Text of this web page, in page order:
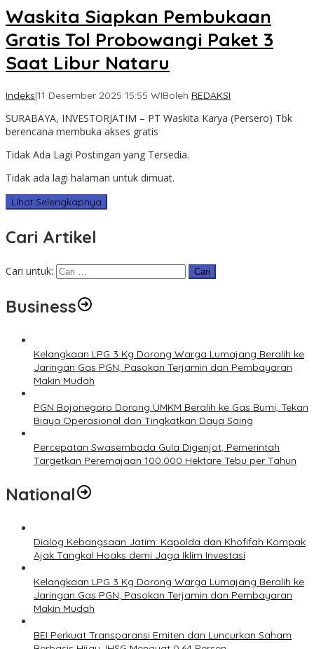
Waskita Siapkan Pembukaan
Gratis Tol Probowangi Paket 3
Saat Libur Nataru
Indeks|11 Desember 2025 15:55 WIBoleh REDAKSI
SURABAYA, INVESTORJATIM – PT Waskita Karya (Persero) Tbk
berencana membuka akses gratis
Tidak Ada Lagi Postingan yang Tersedia.
Tidak ada lagi halaman untuk dimuat.
Lihat Selengkapnya
Cari Artikel
Cari untuk:
Business
Kelangkaan LPG 3 Kg Dorong Warga Lumajang Beralih ke
Jaringan Gas PGN, Pasokan Terjamin dan Pembayaran
Makin Mudah
PGN Bojonegoro Dorong UMKM Beralih ke Gas Bumi, Tekan
Biaya Operasional dan Tingkatkan Daya Saing
Percepatan Swasembada Gula Digenjot, Pemerintah
Targetkan Peremajaan 100.000 Hektare Tebu per Tahun
National
Dialog Kebangsaan Jatim: Kapolda dan Khofifah Kompak
Ajak Tangkal Hoaks demi Jaga Iklim Investasi
Kelangkaan LPG 3 Kg Dorong Warga Lumajang Beralih ke
Jaringan Gas PGN, Pasokan Terjamin dan Pembayaran
Makin Mudah
BEI Perkuat Transparansi Emiten dan Luncurkan Saham